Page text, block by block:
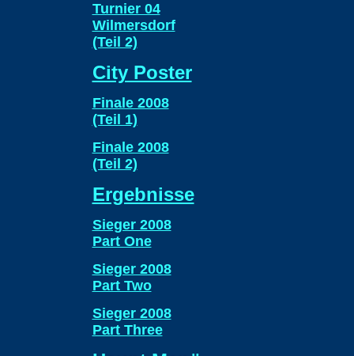
Turnier 04
Wilmersdorf
(Teil 2)
City Poster
Finale 2008
(Teil 1)
Finale 2008
(Teil 2)
Ergebnisse
Sieger 2008
Part One
Sieger 2008
Part Two
Sieger 2008
Part Three